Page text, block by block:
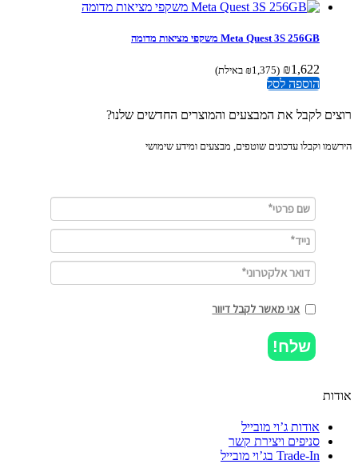
Meta Quest 3S 256GB משקפי מציאות מדומה
₪1,622
(
₪1,375 באילת)
הוספה לסל
לקבל את המבצעים והמוצרים החדשים שלנו?
וקבלו עדכונים שוטפים, מבצעים ומידע שימושי
אני מאשר לקבל דיוור
שלח!
אודות ג’וי מובייל
סניפים ויצירת קשר
Trade-In בג’וי מובייל